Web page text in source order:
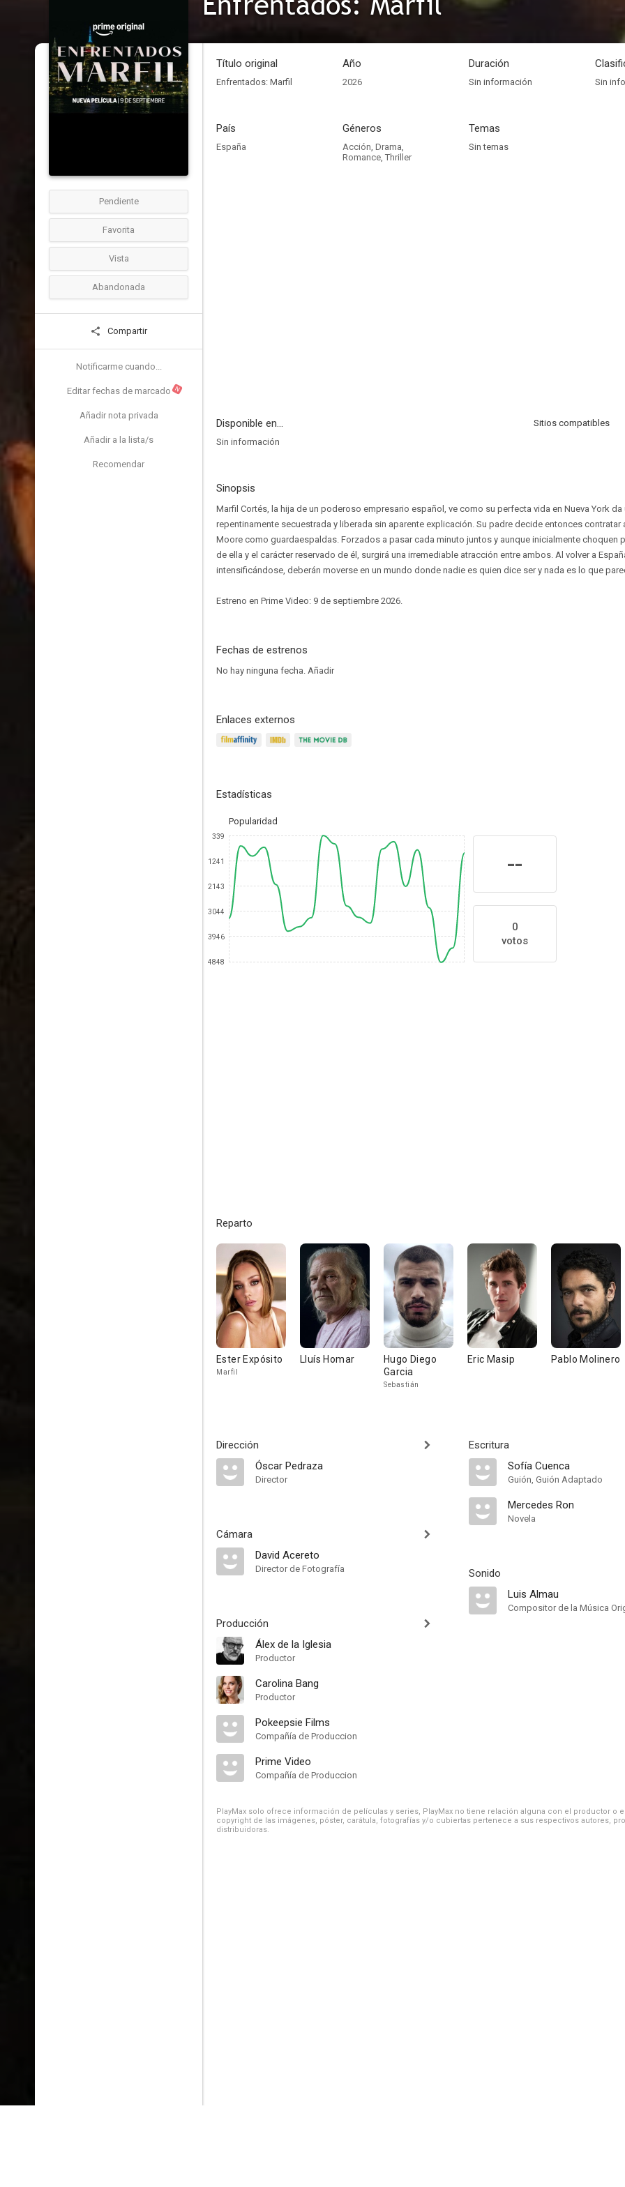
Pendiente
Favorita
Vista
Abandonada
Compartir
Notificarme cuando...
Editar fechas de marcado N
Añadir nota privada
Añadir a la lista/s
Recomendar
Título original
Enfrentados: Marfil
Año
2026
Duración
Sin información Sin
País
España
Géneros
Acción, Drama,
Romance, Thriller
Temas
Sin temas
Disponible en...
Sitios compatibles
Sin información
Sinopsis
Marfil Cortés, la hija de un poderoso empresario español, ve como su perfecta vida en Nueva York
repentinamente secuestrada y liberada sin aparente explicación. Su padre decide entonces
Moore como guardaespaldas. Forzados a pasar cada minuto juntos y aunque inicialmente choquen
de ella y el carácter reservado de él, surgirá una irremediable atracción entre ambos. Al volver a
intensificándose, deberán moverse en un mundo donde nadie es quien dice ser y nada es lo que
Estreno en Prime Video: 9 de septiembre 2026.
Fechas de estrenos
No hay ninguna fecha. Añadir
Enlaces externos
Estadísticas
Popularidad
339
1241
2143
3044
3946
4848
--
0
votos
Reparto
Ester Expósito
Marfil
Lluís Homar
Hugo Diego
Garcia
Sebastián
Eric Masip Pablo Molinero
Dirección
Óscar Pedraza
Director
Cámara
David Acereto
Director de Fotografía
Producción
Álex de la Iglesia
Productor
Carolina Bang
Productor
Pokeepsie Films
Compañía de Produccion
Prime Video
Compañía de Produccion
Escritura
Sofía Cuenca
Guión, Guión Adaptado
Mercedes Ron
Novela
Sonido
Luis Almau
Compositor de la Música
PlayMax solo ofrece información de películas y series, PlayMax no tiene relación alguna con el productor o
copyright de las imágenes, póster, carátula, fotografías y/o cubiertas pertenece a sus respectivos autores,
distribuidoras.